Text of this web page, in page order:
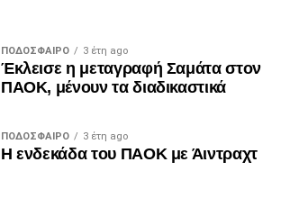
ΠΟΔΌΣΦΑΙΡΟ 3 έτη ago
Έκλεισε η μεταγραφή Σαμάτα στον
ΠΑΟΚ, μένουν τα διαδικαστικά
ΠΟΔΌΣΦΑΙΡΟ 3 έτη ago
Η ενδεκάδα του ΠΑΟΚ με Άιντραχτ